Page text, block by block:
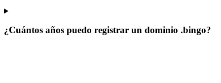
¿Cuántos años puedo registrar un dominio .bingo?